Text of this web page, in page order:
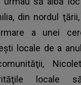
din nordul
a unei
locale de a
locale